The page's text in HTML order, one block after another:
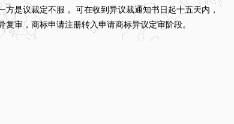
方是议裁定不服， 可在收到异议裁通知书日起十五天内，
复审，商标申请注册转入申请商标异议定审阶段。